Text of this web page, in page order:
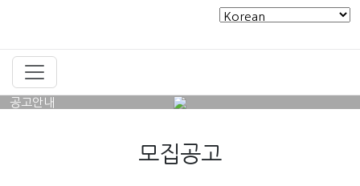
공고안내
모집공고